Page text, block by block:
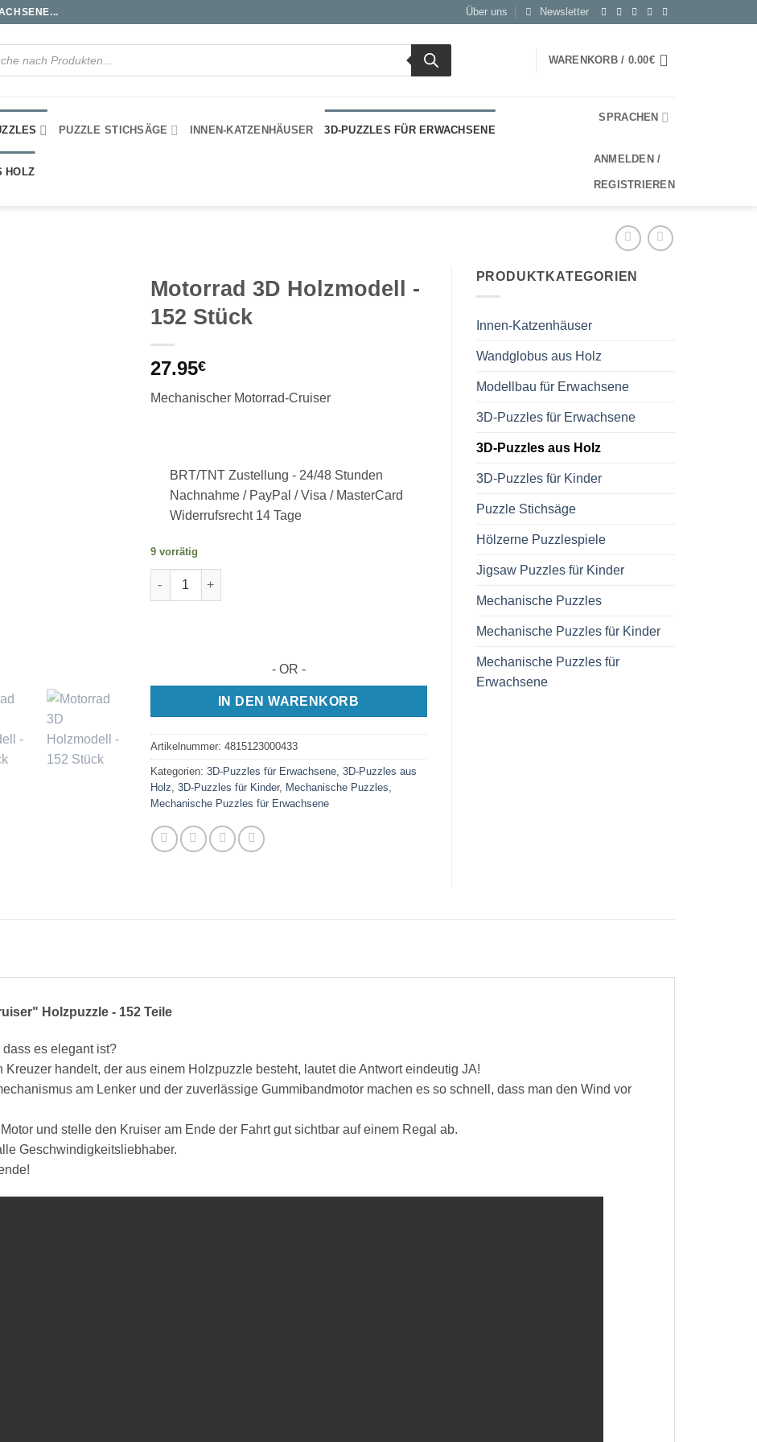
Über uns Newsletter
WARENKORB / 0.00€
PUZZLE STICHSÄGE INNEN-KATZENHÄUSER 3D-PUZZLES FÜR ERWACHSENE
HOLZ
SPRACHEN
ANMELDEN /
REGISTRIEREN
Motorrad 3D Holzmodell -
152 Stück
27.95€
Mechanischer Motorrad-Cruiser
BRT/TNT Zustellung -24/48 Stunden
Nachnahme / PayPal / Visa / MasterCard
Widerrufsrecht 14 Tage
9 vorrätig
Motorrad 3D Holzmodell - 152 Stück Menge
- OR -
IN DEN WARENKORB
Artikelnummer: 4815123000433
Kategorien: 3D-Puzzles für Erwachsene, 3D-Puzzles aus
Holz 3D-Puzzles für Kinder, Mechanische Puzzles
Mechanische Puzzles für Erwachsene
PRODUKTKATEGORIEN
Innen-Katzenhäuser
Wandglobus aus Holz
Modellbau für Erwachsene
3D-Puzzles für Erwachsene
3D-Puzzles aus Holz
3D-Puzzles für Kinder
Puzzle Stichsäge
Hölzerne Puzzlespiele
Jigsaw Puzzles für Kinder
Mechanische Puzzles
Mechanische Puzzles für Kinder
Mechanische Puzzles für
Erwachsene
Holzpuzzle - 152 Teile
es elegant ist?
handelt, der aus einem Holzpuzzle besteht, lautet die Antwort eindeutig JA!
am Lenker und der zuverlässige Gummibandmotor machen es so schnell, dass man den Wind vor
und stelle den Kruiser am Ende der Fahrt gut sichtbar auf einem Regal ab.
Geschwindigkeitsliebhaber.